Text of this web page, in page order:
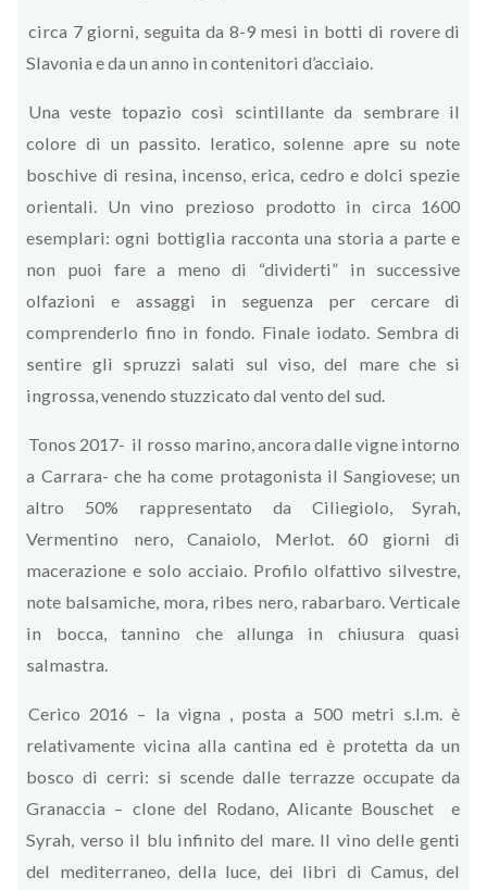
circa 7 giorni, seguita da 8-9 mesi in botti di rovere di
Slavonia e da un anno in contenitori d’acciaio.
Una veste topazio così scintillante da sembrare il
colore di un passito. Ieratico, solenne apre su note
boschive di resina, incenso, erica, cedro e dolci spezie
orientali. Un vino prezioso prodotto in circa 1600
esemplari: ogni bottiglia racconta una storia a parte e
non puoi fare a meno di “dividerti” in successive
olfazioni e assaggi in seguenza per cercare di
comprenderlo fino in fondo. Finale iodato. Sembra di
sentire gli spruzzi salati sul viso, del mare che si
ingrossa, venendo stuzzicato dal vento del sud.
Tonos 2017- il rosso marino, ancora dalle vigne intorno
a Carrara- che ha come protagonista il Sangiovese; un
altro 50% rappresentato da Ciliegiolo, Syrah,
Vermentino nero, Canaiolo, Merlot. 60 giorni di
macerazione e solo acciaio. Profilo olfattivo silvestre,
note balsamiche, mora, ribes nero, rabarbaro. Verticale
in bocca, tannino che allunga in chiusura quasi
salmastra.
Cerico 2016 – la vigna , posta a 500 metri s.l.m. è
relativamente vicina alla cantina ed è protetta da un
bosco di cerri: si scende dalle terrazze occupate da
Granaccia – clone del Rodano, Alicante Bouschet e
Syrah, verso il blu infinito del mare. Il vino delle genti
del mediterraneo, della luce, dei libri di Camus, del